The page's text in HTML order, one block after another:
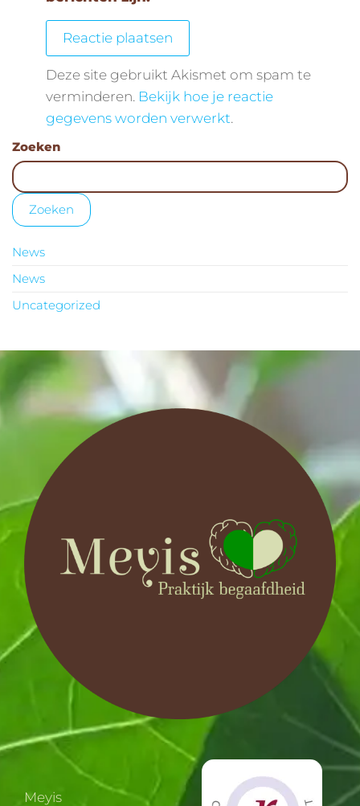
Deze site gebruikt Akismet om spam te
verminderen. Bekijk hoe je reactie
gegevens worden verwerkt.
Zoeken
Zoeken
News
News
Uncategorized
Meyis